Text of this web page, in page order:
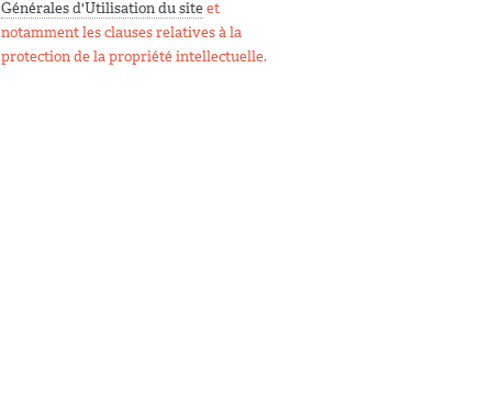
Générales d'Utilisation du siteet
notamment les clauses relatives à la
protection de la propriété intellectuelle.